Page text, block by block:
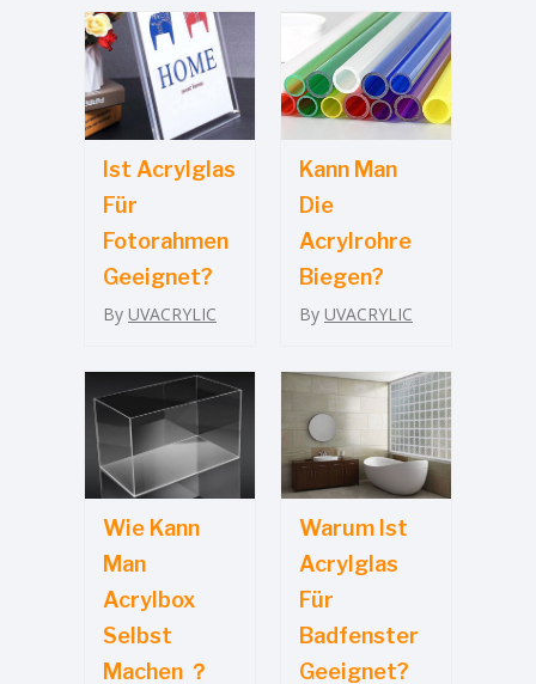
Ist Acrylglas
Für
Fotorahmen
Geeignet?
By UVACRYLIC
Kann Man
Die
Acrylrohre
Biegen?
By UVACRYLIC
Wie Kann
Man
Acrylbox
Selbst
Machen ？
Warum Ist
Acrylglas
Für
Badfenster
Geeignet?